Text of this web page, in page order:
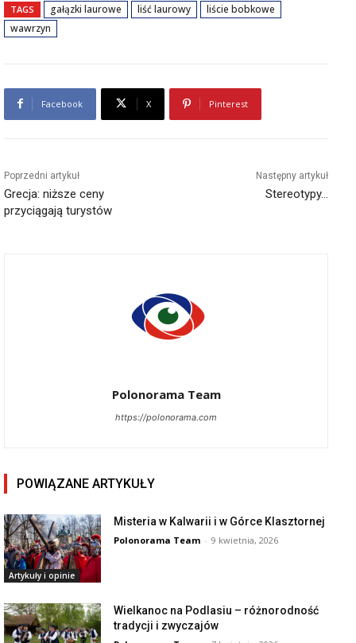
TAGS gałązki laurowe liść laurowy
liście bobkowe
wawrzyn
Facebook X Pinterest
Poprzedni artykuł
Grecja: niższe ceny
przyciągają turystów
Następny artykuł
Stereotypy…
Polonorama Team
https://polonorama.com
POWIĄZANE ARTYKUŁY
Artykuły i opinie
Misteria w Kalwarii i w Górce Klasztornej
Polonorama Team - 9 kwietnia, 2026
Wielkanoc na Podlasiu – różnorodność
tradycji i zwyczajów